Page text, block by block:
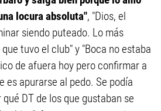
locura absoluta", "Dios, el
siendo puteado. Lo más
tuvo el club" y "Boca no estaba
de afuera hoy pero confirmar a
es apurarse al pedo. Se podía
DT de los que gustaban se